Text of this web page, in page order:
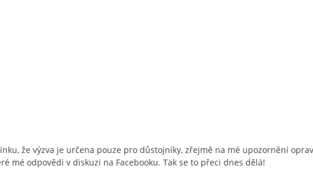
že výzva je určena pouze pro důstojníky, zřejmě na mé upozornění
mé odpovědi v diskuzi na Facebooku. Tak se to přeci dnes dělá!